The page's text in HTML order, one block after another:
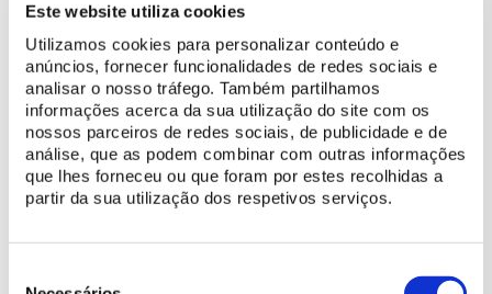
Este website utiliza cookies
Utilizamos cookies para personalizar conteúdo e
anúncios, fornecer funcionalidades de redes sociais e
analisar o nosso tráfego. Também partilhamos
informações acerca da sua utilização do site com os
nossos parceiros de redes sociais, de publicidade e de
análise, que as podem combinar com outras informações
que lhes forneceu ou que foram por estes recolhidas a
partir da sua utilização dos respetivos serviços.
atividades exclusivas
aproximar os jovens do património cultural , proporcionando-lhes
experiências deexploração da natureza e dos monumentos de
Sintrarepletas deaventura, mistérioe diversão.
As ações programadas dividem-se emquatro tipologias:
HERITAGE SPORTS, com Gincanas do Património, Provas de
Orientação, Geocaching, BTT e Caminhadas;ODD HERITAGE
alguns dos monumentos mais emblemáticos de Sintra;OPEN
, com visitas aos bastidores ou a estaleiros-abertos de